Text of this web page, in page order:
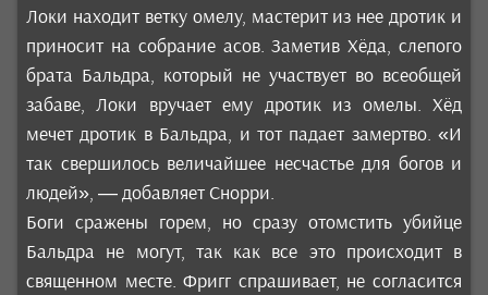
Локи находит ветку омелу, мастерит из нее дротик и
приносит на собрание асов. Заметив Хёда, слепого
брата Бальдра, который не участвует во всеобщей
забаве, Локи вручает ему дротик из омелы. Хёд
мечет дротик в Бальдра, и тот падает замертво. «И
так свершилось величайшее несчастье для богов и
людей», — добавляет Снорри.
Боги сражены горем, но сразу отомстить убийце
Бальдра не могут, так как все это происходит в
священном месте. Фригг спрашивает, не согласится